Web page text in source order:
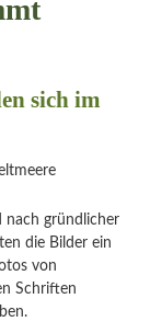
sich im
nach gründlicher
die Bilder ein
von
Schriften